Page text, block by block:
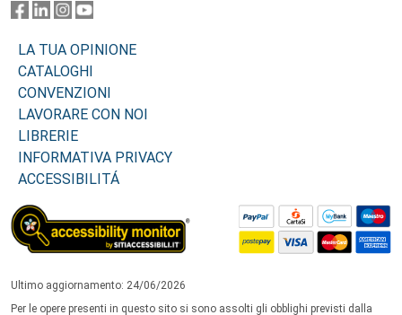
LA TUA OPINIONE
CATALOGHI
CONVENZIONI
LAVORARE CON NOI
LIBRERIE
INFORMATIVA PRIVACY
ACCESSIBILITÁ
Ultimo aggiornamento: 24/06/2026
Per le opere presenti in questo sito si sono assolti gli obblighi previsti dalla